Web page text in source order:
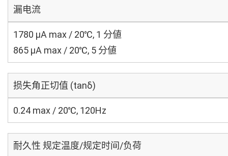
漏电流
1780 μA max / 20℃, 1 分値
865 μA max / 20℃, 5 分値
损失角正切值 (tanδ)
0.24 max / 20℃, 120Hz
耐久性 规定温度/规定时间/负荷